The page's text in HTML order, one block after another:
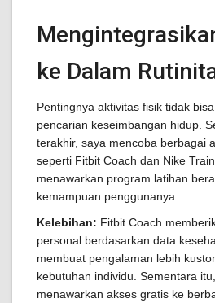
ke Dalam
Pentingnya aktivitas fisik tidak
pencarian keseimbangan hidup.
terakhir, saya mencoba berbagai
seperti Fitbit Coach dan Nike
menawarkan program latihan
kemampuan penggunanya.
Kelebihan: Fitbit Coach
personal berdasarkan data
membuat pengalaman lebih
kebutuhan individu. Sementara
menawarkan akses gratis ke